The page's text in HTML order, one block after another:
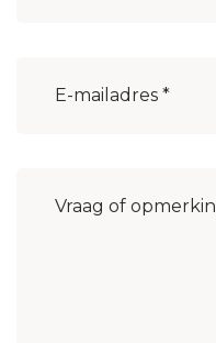
mailadres (Vereist)